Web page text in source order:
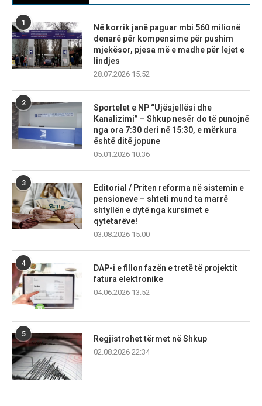
1
Në korrik janë paguar mbi 560 milionë
denarë për kompensime për pushim
mjekësor, pjesa më e madhe për lejet e
lindjes
28.07.2026 15:52
2
Sportelet e NP “Ujësjellësi dhe
Kanalizimi” – Shkup nesër do të punojnë
nga ora 7:30 deri në 15:30, e mërkura
është ditë jopune
05.01.2026 10:36
3
Editorial / Priten reforma në sistemin e
pensioneve – shteti mund ta marrë
shtyllën e dytë nga kursimet e
qytetarëve!
03.08.2026 15:00
4
DAP-i e fillon fazën e tretë të projektit
fatura elektronike
04.06.2026 13:52
5
Regjistrohet tërmet në Shkup
02.08.2026 22:34